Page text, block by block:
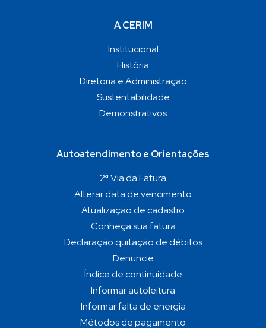
A CERIM
Institucional
História
Diretoria e Administração
Sustentabilidade
Demonstrativos
Autoatendimento e Orientações
2ª Via da Fatura
Alterar data de vencimento
Atualização de cadastro
Conheça sua fatura
Declaração quitação de débitos
Denuncie
Índice de continuidade
Informar autoleitura
Informar falta de energia
Métodos de pagamento